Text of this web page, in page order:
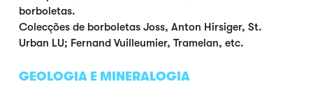
borboletas.
Colecções de borboletas Joss, Anton Hirsiger, St.
Urban LU; Fernand Vuilleumier, Tramelan, etc.
GEOLOGIA E MINERALOGIA